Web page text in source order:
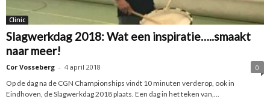
Clinic
Slagwerkdag 2018: Wat een inspiratie…..smaakt
naar meer!
Cor Vosseberg - 4 april 2018
0
Op de dag na de CGN Championships vindt 10 minuten verderop, ook in
Eindhoven, de Slagwerkdag 2018 plaats. Een dag in het teken van,...